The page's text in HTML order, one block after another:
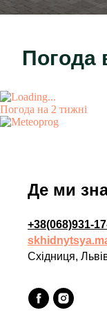
Погода
Погода на 2 тижні
Де ми
+38(068)931-
Східниця,